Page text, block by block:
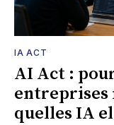
IA ACT
AI Act :
entreprises
quelles IA